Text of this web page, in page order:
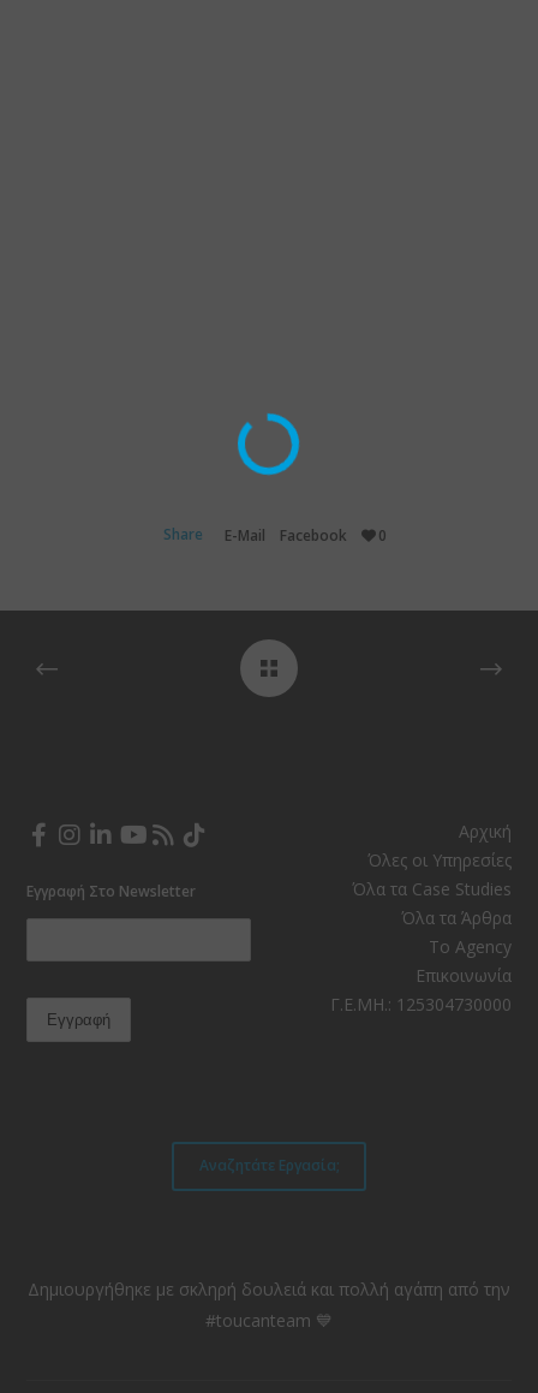
Share E-Mail Facebook 0
Εγγραφή Στο Newsletter
Αρχική
Όλες οι Υπηρεσίες
Όλα τα Case Studies
Όλα τα Άρθρα
Το Agency
Επικοινωνία
Γ.Ε.ΜΗ.: 125304730000
Αναζητάτε Εργασία;
Δημιουργήθηκε με σκληρή δουλειά και πολλή αγάπη από την
#toucanteam 💙